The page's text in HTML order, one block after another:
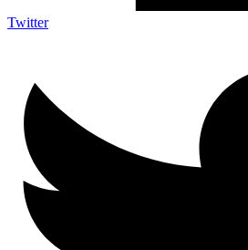
Twitter